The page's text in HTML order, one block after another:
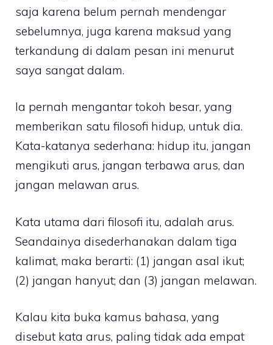
saja karena belum pernah mendengar
sebelumnya, juga karena maksud yang
terkandung di dalam pesan ini menurut
saya sangat dalam.
Ia pernah mengantar tokoh besar, yang
memberikan satu filosofi hidup, untuk dia.
Kata-katanya sederhana: hidup itu, jangan
mengikuti arus, jangan terbawa arus, dan
jangan melawan arus.
Kata utama dari filosofi itu, adalah arus.
Seandainya disederhanakan dalam tiga
kalimat, maka berarti: (1) jangan asal ikut;
(2) jangan hanyut; dan (3) jangan melawan.
Kalau kita buka kamus bahasa, yang
disebut kata arus, paling tidak ada empat